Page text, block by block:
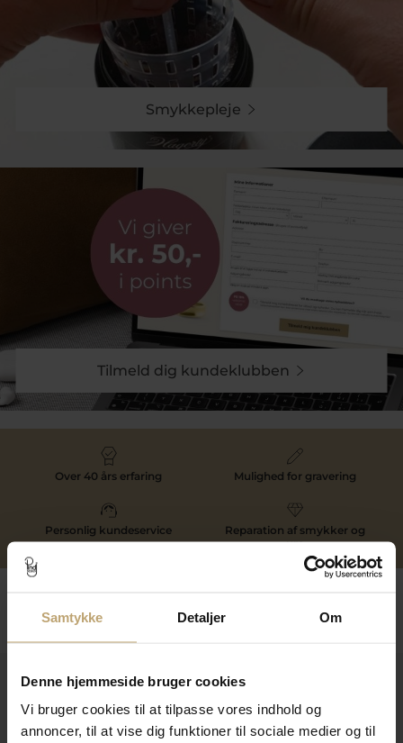
Samtykke Detaljer Om
Denne hjemmeside bruger cookies
Vi bruger cookies til at tilpasse vores indhold og
annoncer, til at vise dig funktioner til sociale medier og til
Smykkepleje
Tilmeld dig kundeklubben
Over 40 års erfaring Mulighed for gravering
Personlig kundeservice
Reparation af smykker og
ure
Kontakt
Åbningstider I Butikken